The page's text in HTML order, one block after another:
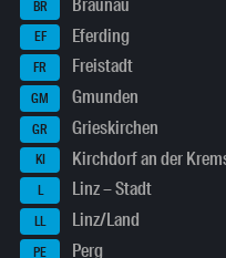
BR Braunau
EF Eferding
FR Freistadt
GM Gmunden
GR Grieskirchen
KI Kirchdorf an der
L Linz – Stadt
LL Linz/Land
PE Perg